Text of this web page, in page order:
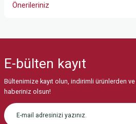
Önerileriniz
Görüş ve önerileriniz için teşekkür ederiz.
Ürün resmi kalitesiz, bozuk veya
Ürün açıklamasında eksik bilgiler
Ürün bilgilerinde hatalar bulunuyor.
E-bülten kayıt
Bültenimize kayıt olun, indirimli ürünlerden
haberiniz olsun!